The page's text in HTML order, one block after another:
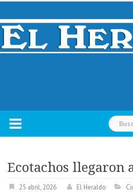
Skip
content
Buscar:
Ecotachos llegaron
25 abril, 2026 El Heraldo